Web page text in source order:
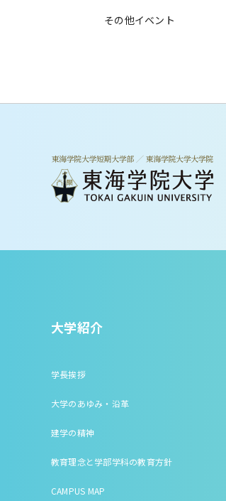
その他イベント
大学紹介
学長挨拶
大学のあゆみ・沿革
建学の精神
教育理念と学部学科の教育方針
CAMPUS MAP